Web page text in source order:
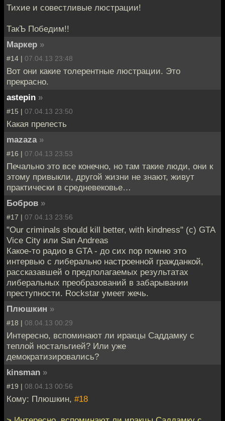
Тихие и совестливые люстрации!
ТакЪ Победим!!
Маркер »
#14 | 07.04.13 23:48
Вот они какие толерентные люстрации. Это
прекрасно.
astepin »
#15 | 07.04.13 23:50
Какая прелесть
mazaza »
#16 | 07.04.13 23:53
Печально это все конечно, но там такие люди, они к
этому привыкли, другой жизни не знают, живут
практически в средневековье…
Бобров »
#17 | 07.04.13 23:56
"Our criminals should kill better, with kindness" (c) GTA
Vice City или San Andreas
Какое-то радио в GTA - до сих пор помню это
интервью с либерально настроенной гражданкой,
рассказавшей о предполагаемых результатах
либеральных преобразований в забарывании
преступности. Rockstar умеет жечь.
Плюшкин »
#18 | 08.04.13 00:29
Интересно, вспоминают ли иракцы Саддамку с
теплой ностальгией? Или уже
демократизировались?
kinsman »
#19 | 08.04.13 00:56
Кому: Плюшкин, #18